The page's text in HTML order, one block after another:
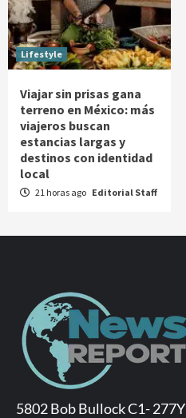
Lifestyle
Viajar sin prisas gana
terreno en México: más
viajeros buscan
estancias largas y
destinos con identidad
local
21 horas ago Editorial Staff
5802 Bob Bullock C1- 277Y